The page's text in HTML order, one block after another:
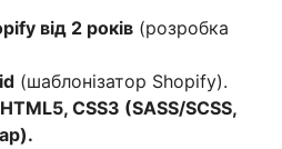
від 2 років (розробка
(шаблонізатор Shopify).
HTML5, CSS3 (SASS/SCSS,